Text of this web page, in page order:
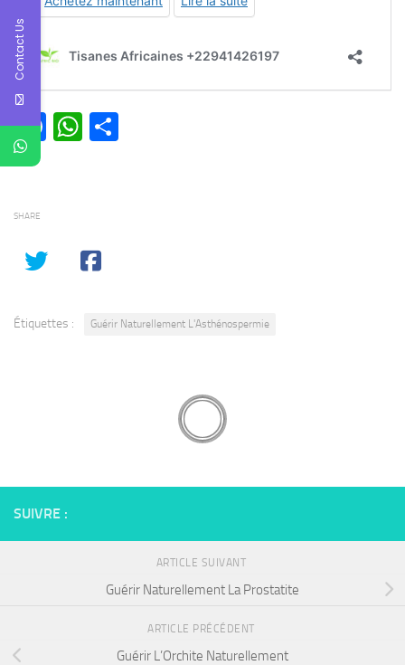
Facebook
WhatsApp
SHARE
Étiquettes : Guérir Naturellement L'Asthénospermie
SUIVRE :
ARTICLE SUIVANT
Guérir Naturellement La Prostatite
ARTICLE PRÉCÉDENT
Guérir L’Orchite Naturellement
Contact Us